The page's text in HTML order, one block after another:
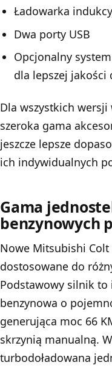
Ładowarka
Dwa porty USB
Opcjonalny
dla lepszej jakości
Dla wszystkich
szeroka gama
jeszcze lepsze
ich indywidualnych
Gama
benzynowych
Nowe Mitsubishi
dostosowane do
Podstawowy silnik
benzynowa o
generująca moc 66
skrzynią manualną.
turbodoładowana